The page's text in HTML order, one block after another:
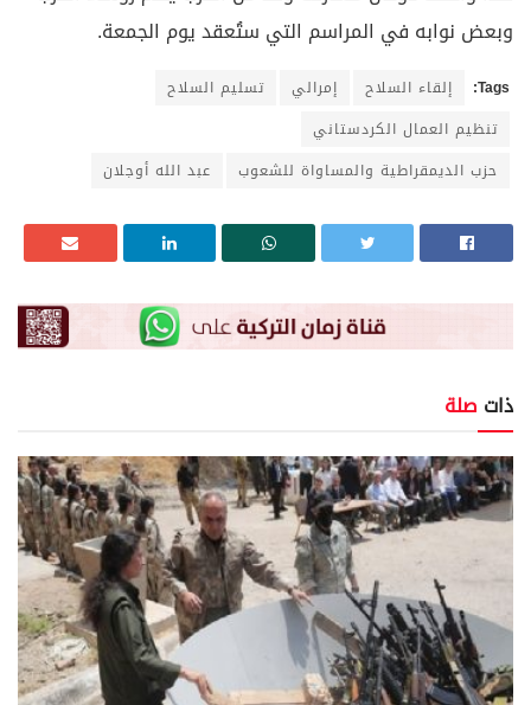
وبعض نوابه في المراسم التي ستُعقد يوم الجمعة.
Tags: إلقاء السلاح إمرالي
تسليم السلاح
تنظيم العمال الكردستاني
حزب الديمقراطية والمساواة للشعوب
عبد الله أوجلان
ذات صلة